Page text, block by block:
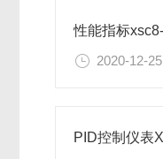
2020-12-25